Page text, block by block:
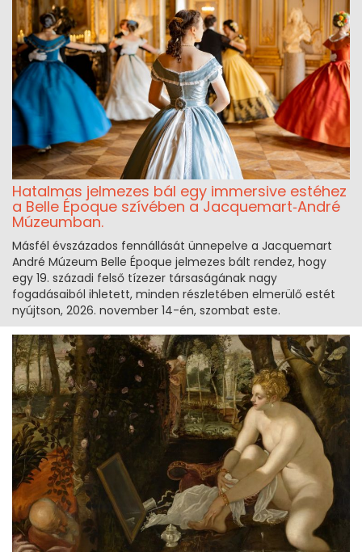
Hatalmas jelmezes bál egy immersive estéhez
a Belle Époque szívében a Jacquemart‑André
Múzeumban.
Másfél évszázados fennállását ünnepelve a Jacquemart
André Múzeum Belle Époque jelmezes bált rendez, hogy
egy 19. századi felső tízezer társaságának nagy
fogadásaiból ihletett, minden részletében elmerülő estét
nyújtson, 2026. november 14-én, szombat este.